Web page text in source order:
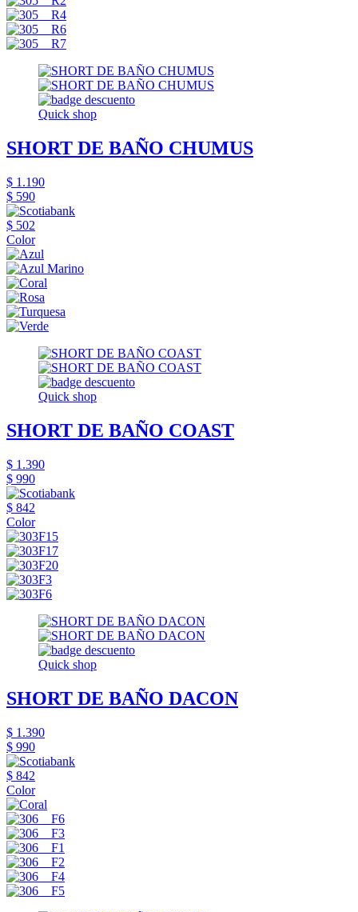
Quick shop
SHORT DE BAÑO CHUMUS
$ 1.190
$ 590
$ 502
Color
Quick shop
SHORT DE BAÑO COAST
$ 1.390
$ 990
$ 842
Color
Quick shop
SHORT DE BAÑO DACON
$ 1.390
$ 990
$ 842
Color